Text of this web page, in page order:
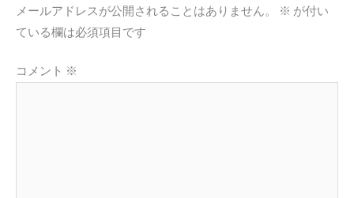
メールアドレスが公開されることはありません。 ※ が付い
ている欄は必須項目です
コメント ※